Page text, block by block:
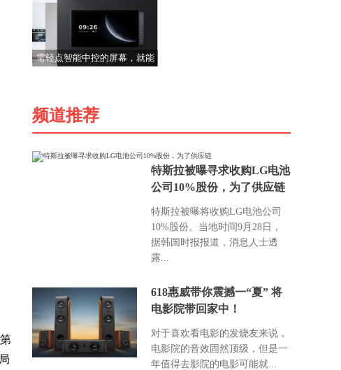
需轻点智能中控的屏幕，就能
频道推荐
特斯拉被曝寻求收购LG电池
公司10%股份，为了供应链
特斯拉被曝将收购LG电池公司
10%股份。当地时间9月28日，
据韩国时报报道，消息人士透
露...
618惠威带你震撼一“夏” 将
电影院带回家中！
对于喜欢看电影的发烧友来说，
电影院的音效固然顶级，但是一
年值得去影院的电影可能就...